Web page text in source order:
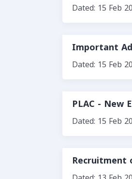
Dated: 15 Feb
Important
Dated: 15 Feb
PLAC - New
Dated: 15 Feb
Recruitment